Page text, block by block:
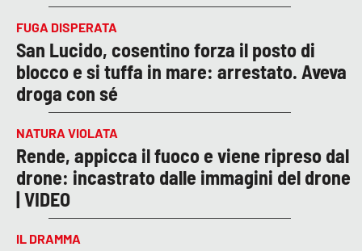
FUGA DISPERATA
San Lucido, cosentino forza il posto di
blocco e si tuffa in mare: arrestato. Aveva
droga con sé
NATURA VIOLATA
Rende, appicca il fuoco e viene ripreso dal
drone: incastrato dalle immagini del drone
| VIDEO
IL DRAMMA